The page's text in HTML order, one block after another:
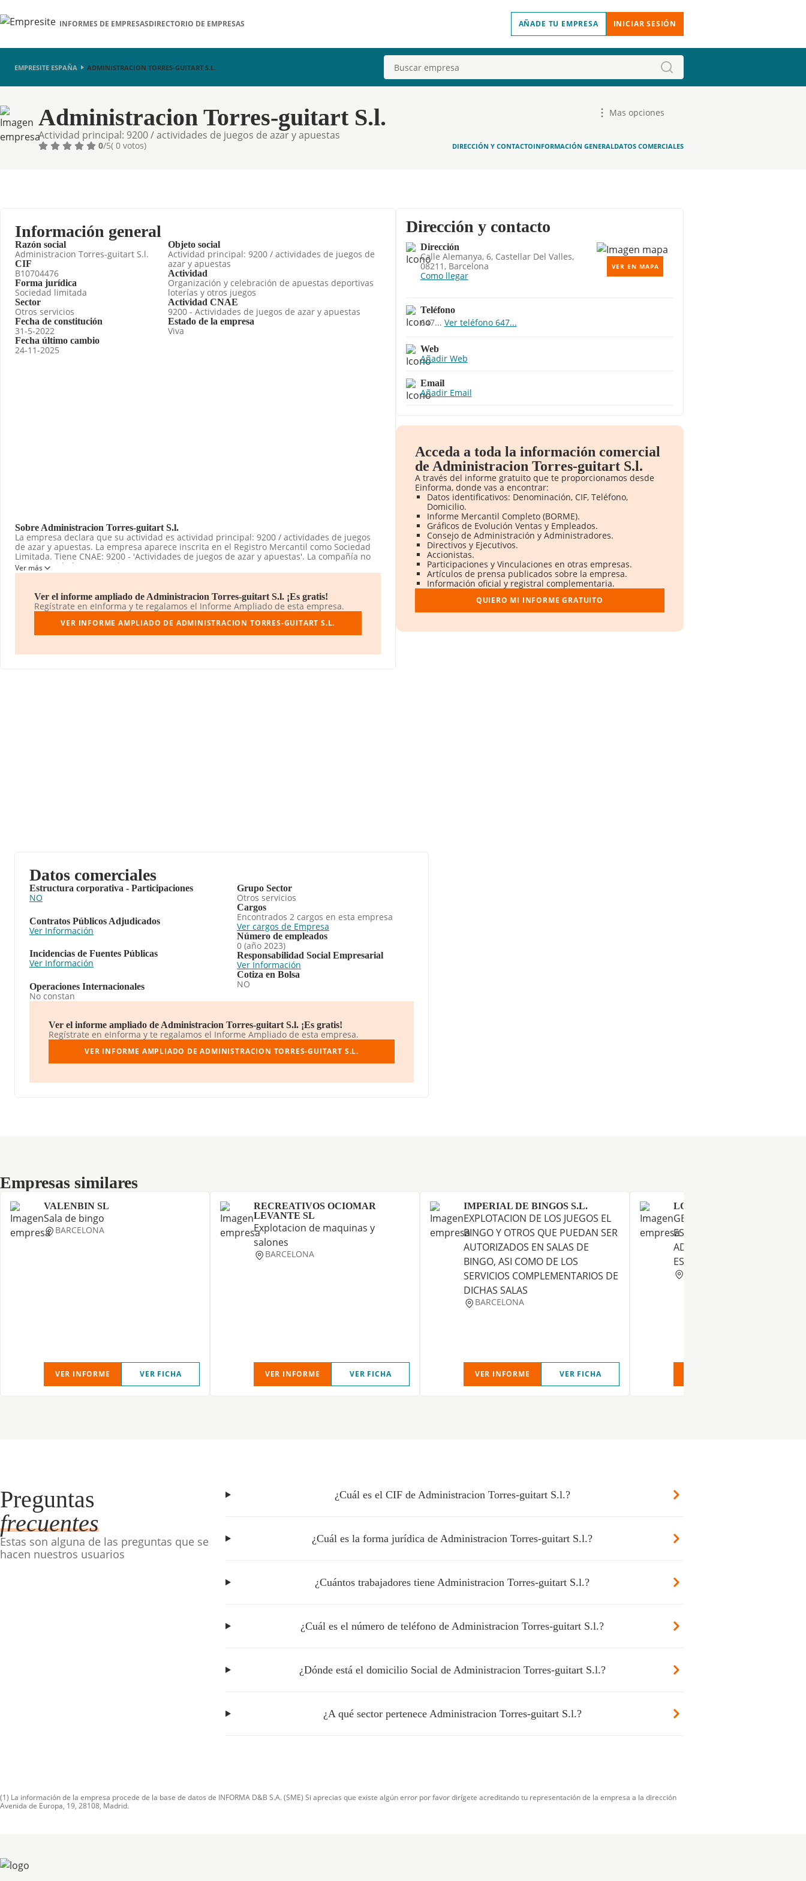
INFORMES DE EMPRESASDIRECTORIO DE EMPRESAS AÑADE TU EMPRESA INICIAR SESIÓN
EMPRESITE ESPAÑA ADMINISTRACION TORRES-GUITART S.L. Buscar
Administracion Torres-guitart S.l.
Actividad principal: 9200 / actividades de juegos de azar y apuestas
Mas opciones
0/5( 0 votos) DIRECCIÓN Y CONTACTOINFORMACIÓN GENERALDATOS COMERCIALES
Información general
Razón social
Administracion Torres-guitart S.l.
CIF
B10704476
Forma jurídica
Sociedad limitada
Sector
Otros servicios
Fecha de constitución
31-5-2022
Fecha último cambio
24-11-2025
Objeto social
Actividad principal: 9200 / actividades de juegos de
azar y apuestas
Actividad
Organización y celebración de apuestas deportivas
loterías y otros juegos
Actividad CNAE
9200 - Actividades de juegos de azar y apuestas
Estado de la empresa
Viva
Sobre Administracion Torres-guitart S.l.
La empresa declara que su actividad es actividad principal: 9200 / actividades de juegos
de azar y apuestas. La empresa aparece inscrita en el Registro Mercantil como Sociedad
Limitada. Tiene CNAE: 9200 - 'Actividades de juegos de azar y apuestas'. La compañía no
tiene actividad en mercados exteriores.
en Calle Alemanya núm. 6, (08211), Castellar Del Valles, Barcelona, Cataluña.
Con los datos a disposición de INFORMA sobre 9.184 empresas pertenecientes al sector, a
nivel nacional la facturación asciende a 27.734 millones de euros y el promedio de la
facturación de ventas entre todas las compañías asciende a los 3 millones de euros. Para
constitución es de 20 años. La media de empleados de las empresas es de 5.
Ver más
Ver el informe ampliado de Administracion Torres-guitart S.l. ¡Es gratis!
Regístrate en eInforma y te regalamos el Informe Ampliado de esta empresa.
VER INFORME AMPLIADO DE ADMINISTRACION TORRES-GUITART S.L.
Dirección y contacto
Dirección
Calle Alemanya, 6, Castellar Del Valles,
08211, Barcelona
Como llegar
VER EN MAPA
Teléfono
647... Ver teléfono 647...
Web
Añadir Web
Email
Añadir Email
Acceda a toda la información comercial
de Administracion Torres-guitart S.l.
A través del informe gratuito que te proporcionamos desde
Einforma, donde vas a encontrar:
Datos identificativos: Denominación, CIF, Teléfono,
Domicilio.
Informe Mercantil Completo (BORME).
Gráficos de Evolución Ventas y Empleados.
Consejo de Administración y Administradores.
Directivos y Ejecutivos.
Accionistas.
Participaciones y Vinculaciones en otras empresas.
Artículos de prensa publicados sobre la empresa.
Información oficial y registral complementaria.
QUIERO MI INFORME GRATUITO
Datos comerciales
Estructura corporativa - Participaciones
NO
Contratos Públicos Adjudicados
Ver Información
Incidencias de Fuentes Públicas
Ver Información
Operaciones Internacionales
No constan
Grupo Sector
Otros servicios
Cargos
Encontrados 2 cargos en esta empresa
Ver cargos de Empresa
Número de empleados
0 (año 2023)
Responsabilidad Social Empresarial
Ver Información
Cotiza en Bolsa
NO
Ver el informe ampliado de Administracion Torres-guitart S.l. ¡Es gratis!
Regístrate en eInforma y te regalamos el Informe Ampliado de esta empresa.
VER INFORME AMPLIADO DE ADMINISTRACION TORRES-GUITART S.L.
Empresas similares
Empresas similares
VALENBIN SL
Sala de bingo
BARCELONA
VER INFORME VER FICHA
RECREATIVOS OCIOMAR
LEVANTE SL
Explotacion de maquinas y
salones
BARCELONA
VER INFORME VER FICHA
IMPERIAL DE BINGOS S.L.
EXPLOTACION DE LOS JUEGOS EL
BINGO Y OTROS QUE PUEDAN SER
AUTORIZADOS EN SALAS DE
BINGO, ASI COMO DE LOS
SERVICIOS COMPLEMENTARIOS DE
DICHAS SALAS
BARCELONA
VER INFORME VER FICHA
LOTERIA ANGELITA SL
GESTION Y EXPLOTACION DE
ESTABLECIMIENTOS DE
ADMINISTRACION DE
ESTADO
Preguntas
frecuentes
Estas son alguna de las preguntas que se
hacen nuestros usuarios
¿Cuál es el CIF de Administracion Torres-guitart S.l.?
¿Cuál es la forma jurídica de Administracion Torres-guitart S.l.?
¿Cuántos trabajadores tiene Administracion Torres-guitart S.l.?
¿Cuál es el número de teléfono de Administracion Torres-guitart S.l.?
¿Dónde está el domicilio Social de Administracion Torres-guitart S.l.?
¿A qué sector pertenece Administracion Torres-guitart S.l.?
(1) La información de la empresa procede de la base de datos de INFORMA D&B S.A. (SME) Si aprecias que existe algún error por favor dirígete acreditando tu representación de la empresa a la dirección
Avenida de Europa, 19, 28108, Madrid.